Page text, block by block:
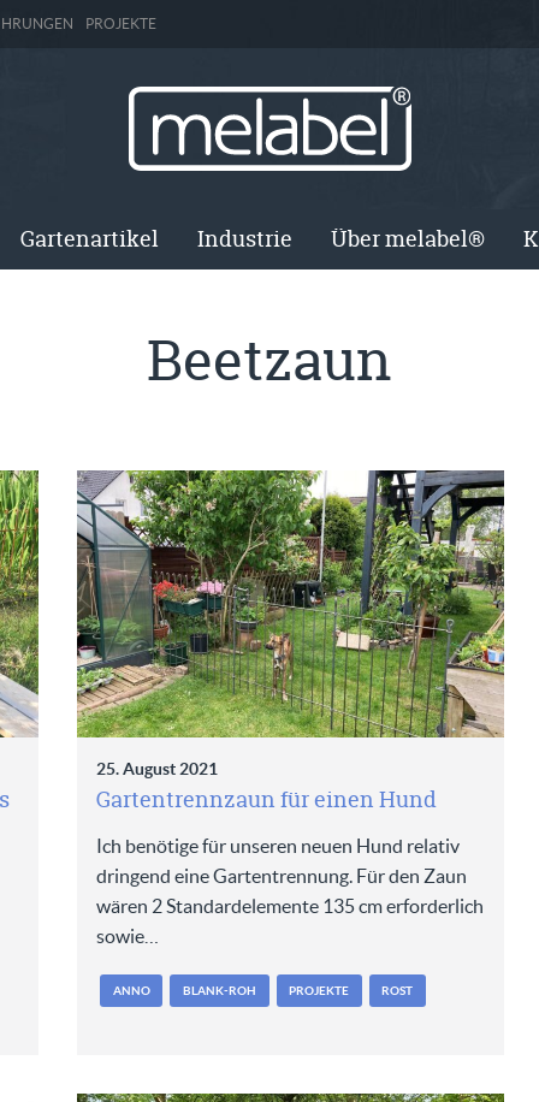
PROJEKTE
Gartenartikel Industrie Über melabel®
Beetzaun
25. August 2021
Gartentrennzaun für einen Hund
Ich benötige für unseren neuen Hund relativ
dringend eine Gartentrennung. Für den Zaun
wären 2 Standardelemente 135 cm erforderlich
sowie…
ANNO BLANK-ROH PROJEKTE ROST